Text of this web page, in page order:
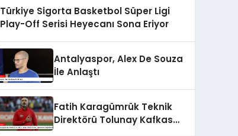
Türkiye Sigorta Basketbol Süper Ligi
Play-Off Serisi Heyecanı Sona Eriyor
Antalyaspor, Alex De Souza
İle Anlaştı
Fatih Karagümrük Teknik
Direktörü Tolunay Kafkas